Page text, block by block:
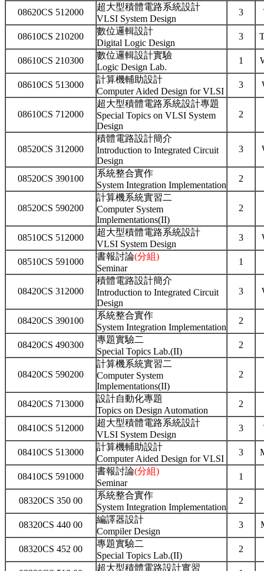
08620CS 512000
超大型積體電路系統設計
VLSI System Design
3
08610CS 210200
數位邏輯設計
Digital Logic Design
3
08610CS 210300
數位邏輯設計實驗
Logic Design Lab.
1
08610CS 513000
計算機輔助設計
Computer Aided Design for VLSI
3
08610CS 712000
超大型積體電路系統設計專題
Special Topics on VLSI System
Design
2
08520CS 312000
積體電路設計簡介
Introduction to Integrated Circuit
Design
3
08520CS 390100
系統整合實作
System Integration Implementation
2
08520CS 590200
計算機系統實習二
Computer System
Implementations(II)
2
08510CS 512000
超大型積體電路系統設計
VLSI System Design
3
08510CS 591000
書報討論(分組)
Seminar
1
08420CS 312000
積體電路設計簡介
Introduction to Integrated Circuit
Design
3
08420CS 390100
系統整合實作
System Integration Implementation
2
08420CS 490300
專題實驗二
Special Topics Lab.(II)
2
08420CS 590200
計算機系統實習二
Computer System
Implementations(II)
2
08420CS 713000
設計自動化專題
Topics on Design Automation
2
08410CS 512000
超大型積體電路系統設計
VLSI System Design
3
08410CS 513000
計算機輔助設計
Computer Aided Design for VLSI
3
08410CS 591000
書報討論(分組)
Seminar
1
08320CS 350 00
系統整合實作
System Integration Implementation
2
08320CS 440 00
編譯器設計
Compiler Design
3
08320CS 452 00
專題實驗二
Special Topics Lab.(II)
2
超大型積體電路設計實習